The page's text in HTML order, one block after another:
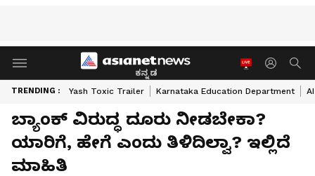
ಕನ್ನಡ
TRENDING : Yash Toxic Trailer Karnataka Education Department
ಬ್ಯಾಂಕ್ ವಿರುದ್ಧ ದೂರು ನೀಡಬೇಕಾ?
ಯಾರಿಗೆ, ಹೇಗೆ ಎಂದು ತಿಳಿದಿಲ್ವಾ? ಇಲ್ಲಿದೆ
ಮಾಹಿತಿ